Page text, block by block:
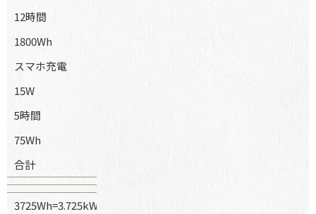
12時間
1800Wh
スマホ充電
15W
5時間
75Wh
合計
3725Wh=3.725kWh